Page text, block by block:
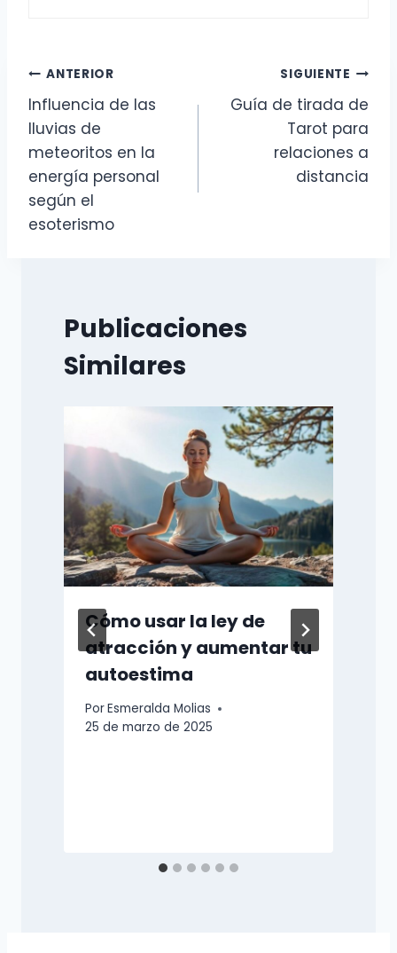
Navegación
de
entradas
ANTERIOR
Influencia de las
lluvias de
meteoritos en la
energía personal
según el
esoterismo
SIGUIENTE
Guía de tirada de
Tarot para
relaciones a
distancia
Publicaciones
Similares
Cómo usar la ley de
atracción y aumentar tu
autoestima
PorEsmeralda Molias
25 de marzo de 2025